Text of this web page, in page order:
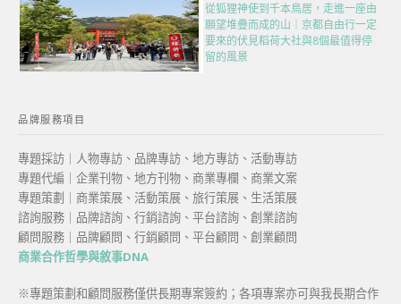
從狐狸神使到千本鳥居，走進一座由
願望堆疊而成的山｜京都自由行一定
要來的伏見稻荷大社與8個最值得停
留的風景
品牌服務項目
專題採訪｜人物專訪、品牌專訪、地方專訪、活動專訪
專題代編｜企業刊物、地方刊物、商業專欄、商業文案
專題策劃｜商業策展、活動策展、旅行策展、生活策展
諮詢服務｜品牌諮詢、行銷諮詢、平台諮詢、創業諮詢
顧問服務｜品牌顧問、行銷顧問、平台顧問、創業顧問
商業合作哲學與敘事DNA
※專題策劃和顧問服務僅供長期專案簽約；各項專案亦可與我長期合作